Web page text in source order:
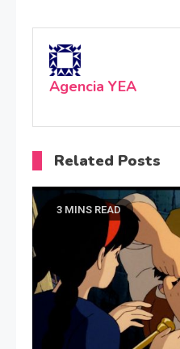
Agencia YEA
Related Posts
3 MINS READ